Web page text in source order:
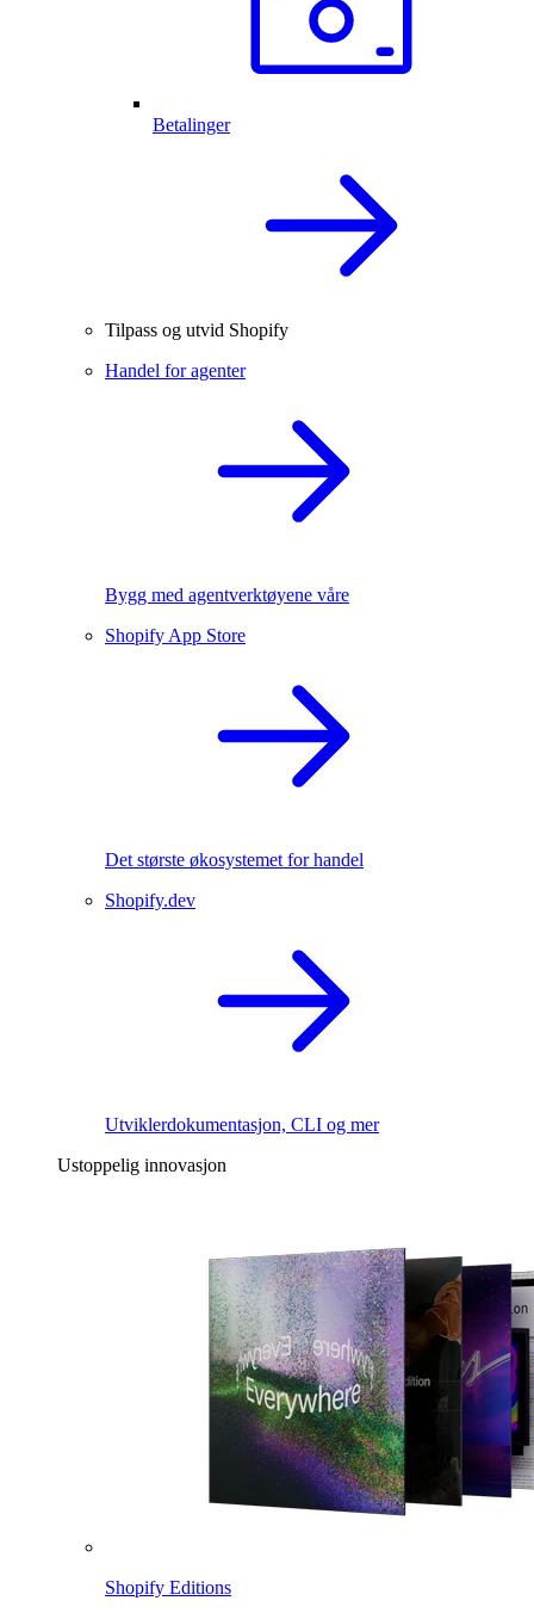
Betalinger
Tilpass og utvid Shopify
Handel for agenter
Bygg med agentverktøyene våre
Shopify App Store
Det største økosystemet for handel
Shopify.dev
Utviklerdokumentasjon, CLI og mer
Ustoppelig innovasjon
Shopify Editions